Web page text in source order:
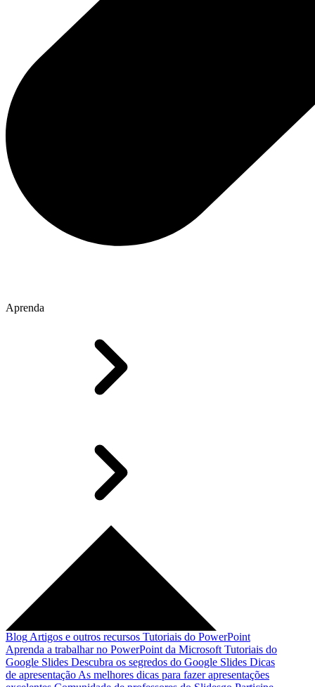
Aprenda
Blog Artigos e outros recursos Tutoriais do PowerPoint
Aprenda a trabalhar no PowerPoint da Microsoft Tutoriais do
Google Slides Descubra os segredos do Google Slides Dicas
de apresentação As melhores dicas para fazer apresentações